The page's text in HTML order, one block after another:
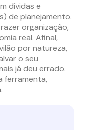
dívidas e
de planejamento.
organização,
real. Afinal,
por natureza,
o seu
já deu errado.
ferramenta,